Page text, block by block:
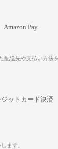
Amazon Pay
配送先や支払い方法
ットカード決済
ます。